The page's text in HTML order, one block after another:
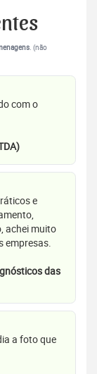
. (não
com o
e
achei muito
empresas.
das
a foto que